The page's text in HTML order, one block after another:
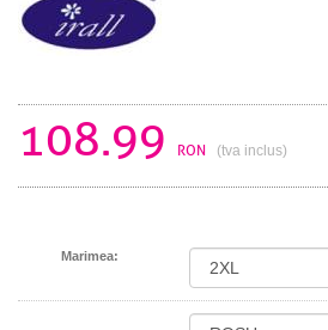
108.99 RON (tva inclus)
Marimea: